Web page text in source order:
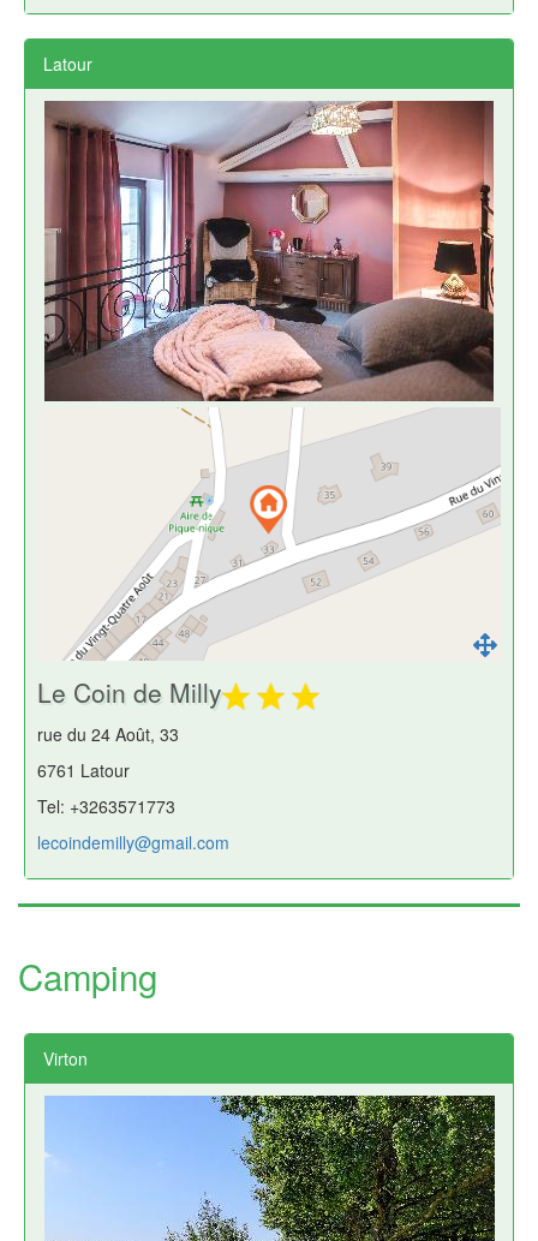
Latour
Le Coin de Milly
rue du 24 Août, 33
6761 Latour
Tel: +3263571773
lecoindemilly@gmail.com
Camping
Virton